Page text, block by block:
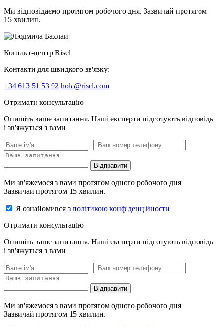
Ми відповідаємо протягом робочого дня. Зазвичай протягом
15 хвилин.
Контакт-центр Risel
Контакти для швидкого зв'язку:
+34 613 51 53 92 hola@risel.com
Отримати консультацію
Опишіть ваше запитання. Наші експерти підготують відповідь
і зв'яжуться з вами
Відправити
Ми зв'яжемося з вами протягом одного робочого дня.
Зазвичай протягом 15 хвилин.
Я ознайомився з політикою конфіденційности
Отримати консультацію
Опишіть ваше запитання. Наші експерти підготують відповідь
і зв'яжуться з вами
Відправити
Ми зв'яжемося з вами протягом одного робочого дня.
Зазвичай протягом 15 хвилин.